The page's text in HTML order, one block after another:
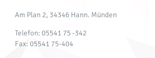
Am Plan 2, 34346 Hann. Münden
Telefon: 05541 75 -342
Fax: 05541 75-404